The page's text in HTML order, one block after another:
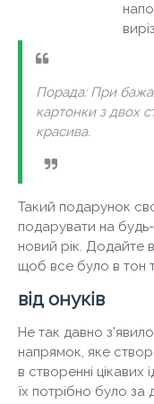
Порада: При
картонки з двох
красива.
Такий подарунок
подарувати на
новий рік. Додайте
щоб все було в тон
від онуків
Не так давно
напрямок, яке
в створенні
їх потрібно було